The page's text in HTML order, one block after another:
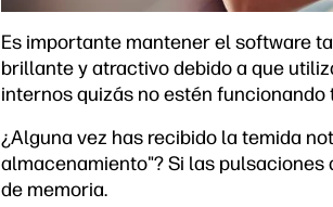
Es importante mantener el software
brillante y atractivo debido a que
internos quizás no estén funcionando
¿Alguna vez has recibido la temida
almacenamiento"? Si las pulsaciones
de memoria.